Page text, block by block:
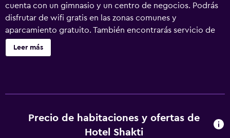
cuenta con un gimnasio y un centro de negocios. Podrás
disfrutar de wifi gratis en las zonas comunes y
aparcamiento gratuito. También encontrarás servicio de
tintorería, lavandería y servicio de recepción 24 horas.
Hotel Shakti ofrece 46 alojamientos con caja fuerte y
de ocio y esparcimiento en este hotel incluyen gimnasio.
Se pueden practicar las actividades de ocio y
Leer más
Precio de habitaciones y ofertas de
Hotel Shakti